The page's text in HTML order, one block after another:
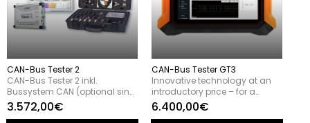
CAN-Bus Tester 2
CAN-Bus Tester 2 inkl.
Bussystem CAN (optional sind
weitere Bussysteme /
Software-Module erhältlich)
3.572,00€
CAN-Bus Tester GT3
Innovative technology at an
introductory price – for a
limited time only. As part of the
product launch, we are
6.400,00€